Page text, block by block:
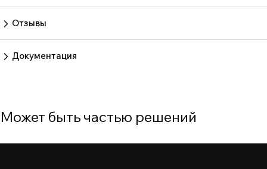
Отзывы
Документация
Может быть частью решений